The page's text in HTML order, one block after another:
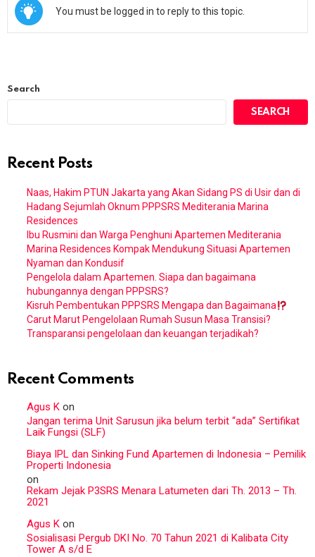
You must be logged in to reply to this topic.
Search
SEARCH
Recent Posts
Naas, Hakim PTUN Jakarta yang Akan Sidang PS di Usir dan di
Hadang Sejumlah Oknum PPPSRS Mediterania Marina
Residences
Ibu Rusmini dan Warga Penghuni Apartemen Mediterania
Marina Residences Kompak Mendukung Situasi Apartemen
Nyaman dan Kondusif
Pengelola dalam Apartemen. Siapa dan bagaimana
hubungannya dengan PPPSRS?
Kisruh Pembentukan PPPSRS Mengapa dan Bagaimana
Carut Marut Pengelolaan Rumah Susun Masa Transisi?
Transparansi pengelolaan dan keuangan terjadikah?
Recent Comments
Agus K on
Jangan terima Unit Sarusun jika belum terbit “ada” Sertifikat
Laik Fungsi (SLF)
Biaya IPL dan Sinking Fund Apartemen di Indonesia – Pemilik
Properti Indonesia
on
Rekam Jejak P3SRS Menara Latumeten dari Th. 2013 – Th.
2021
Agus K on
Sosialisasi Pergub DKI No. 70 Tahun 2021 di Kalibata City
Tower A s/d E